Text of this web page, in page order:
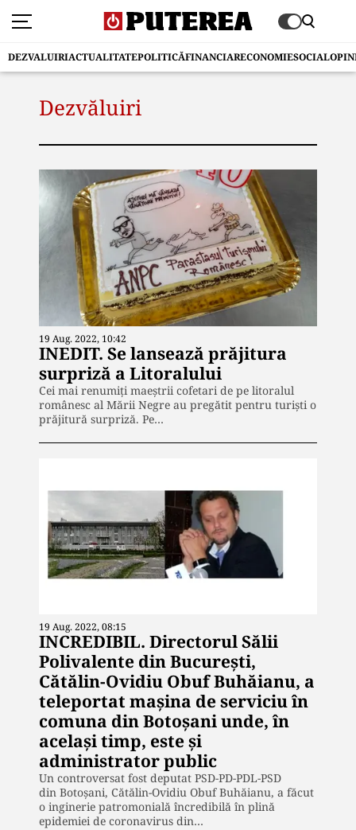
DEZVALUIRIACTUALITATEPOLITICĂFINANCIARECONOMIESOCIAL
Dezvăluiri
19 Aug. 2022, 10:42
INEDIT. Se lansează prăjitura
surpriză a Litoralului
Cei mai renumiți maeștrii cofetari de pe litoralul
românesc al Mării Negre au pregătit pentru turiști o
prăjitură surpriză. Pe…
19 Aug. 2022, 08:15
INCREDIBIL. Directorul Sălii
Polivalente din București,
Cătălin-Ovidiu Obuf Buhăianu, a
teleportat mașina de serviciu în
comuna din Botoșani unde, în
același timp, este și
administrator public
Un controversat fost deputat PSD-PD-PDL-PSD
din Botoșani, Cătălin-Ovidiu Obuf Buhăianu, a făcut
o inginerie patromonială încredibilă în plină
epidemiei de coronavirus din…